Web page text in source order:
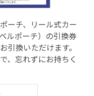
ーチ、リール式カー
ルポーチ）の引換券
引換いただけます。
、忘れずにお持ちく